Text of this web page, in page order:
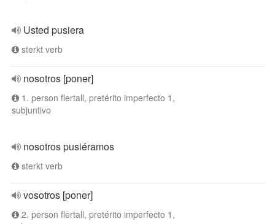
Usted pusiera
sterkt verb
nosotros [poner]
1. person flertall, pretérito imperfecto 1,
subjuntivo
nosotros pusiéramos
sterkt verb
vosotros [poner]
2. person flertall, pretérito imperfecto 1,